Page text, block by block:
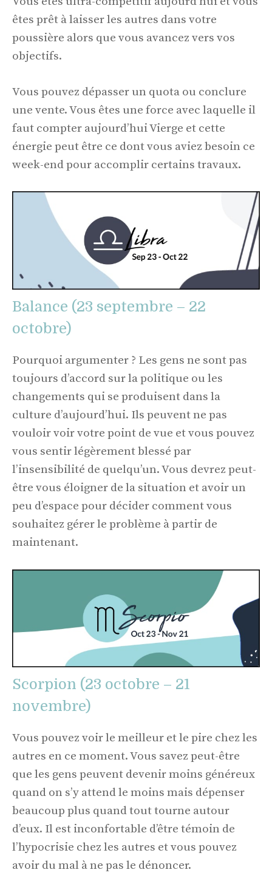
êtes prêt à laisser les autres dans votre
poussière alors que vous avancez vers vos
objectifs.
Vous pouvez dépasser un quota ou conclure
une vente. Vous êtes une force avec laquelle il
faut compter aujourd’hui Vierge et cette
énergie peut être ce dont vous aviez besoin ce
week-end pour accomplir certains travaux.
Balance (23 septembre – 22
octobre)
Pourquoi argumenter ? Les gens ne sont pas
toujours d’accord sur la politique ou les
changements qui se produisent dans la
culture d’aujourd’hui. Ils peuvent ne pas
vouloir voir votre point de vue et vous pouvez
vous sentir légèrement blessé par
l’insensibilité de quelqu’un. Vous devrez peut-
être vous éloigner de la situation et avoir un
peu d’espace pour décider comment vous
souhaitez gérer le problème à partir de
maintenant.
Scorpion (23 octobre – 21
novembre)
Vous pouvez voir le meilleur et le pire chez les
autres en ce moment. Vous savez peut-être
que les gens peuvent devenir moins généreux
quand on s’y attend le moins mais dépenser
beaucoup plus quand tout tourne autour
d’eux. Il est inconfortable d’être témoin de
l’hypocrisie chez les autres et vous pouvez
avoir du mal à ne pas le dénoncer.